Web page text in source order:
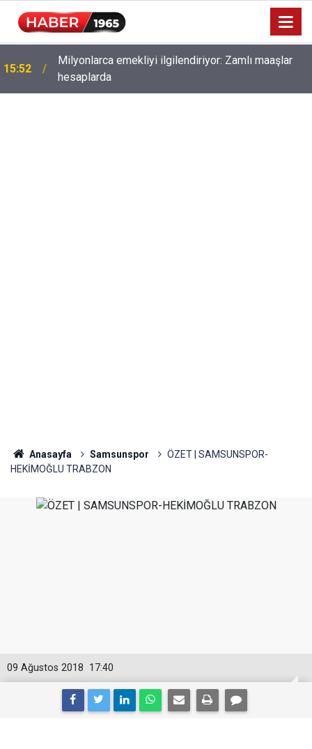
15:52
Milyonlarca emekliyi ilgilendiriyor: Zamlı maaşlar
hesaplarda
Anasayfa Samsunspor
ÖZET | SAMSUNSPOR-
HEKİMOĞLU TRABZON
17:40
09 Ağustos 2018